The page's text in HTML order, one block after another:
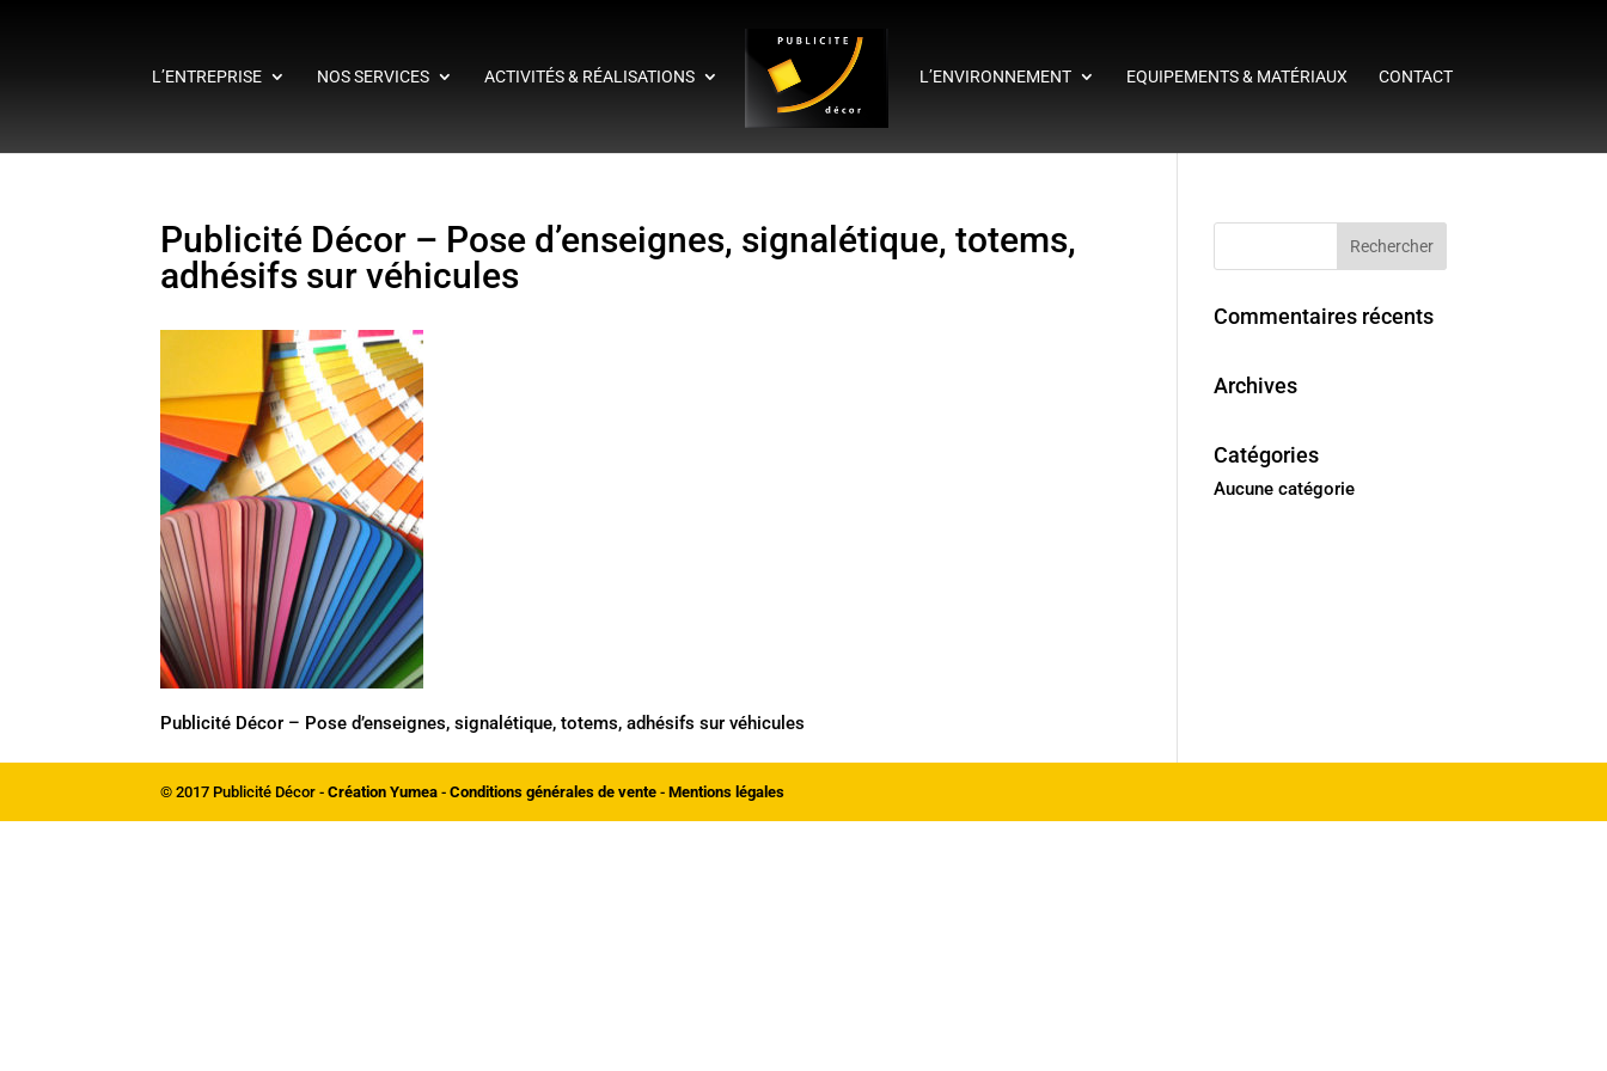
L’ENTREPRISE NOS SERVICES ACTIVITÉS & RÉALISATIONS L’ENVIRONNEMENT EQUIPEMENTS & MATÉRIAUX CONTACT
Publicité Décor – Pose d’enseignes, signalétique, totems,
adhésifs sur véhicules
Publicité Décor – Pose d’enseignes, signalétique, totems, adhésifs sur véhicules
Commentaires récents
Archives
Catégories
Aucune catégorie
© 2017 Publicité Décor -Création Yumea -Conditions générales de vente -Mentions légales